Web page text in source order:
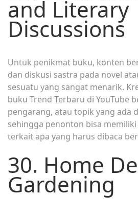
and Literary
Discussions
Untuk penikmat buku, konten
dan diskusi sastra pada novel
sesuatu yang sangat menarik.
buku Trend Terbaru di YouTube
pengarang, atau topik yang ada
sehingga penonton bisa
terkait apa yang harus dibaca
30. Home
Gardening